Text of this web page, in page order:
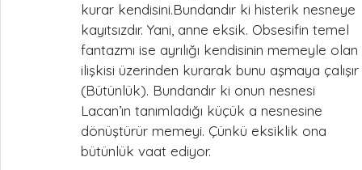
kurar kendisini.Bundandır ki histerik nesneye
kayıtsızdır. Yani, anne eksik. Obsesifin temel
fantazmı ise ayrılığı kendisinin memeyle olan
ilişkisi üzerinden kurarak bunu aşmaya çalışır
(Bütünlük). Bundandır ki onun nesnesi
Lacan’ın tanımladığı küçük a nesnesine
dönüştürür memeyi. Çünkü eksiklik ona
bütünlük vaat ediyor.